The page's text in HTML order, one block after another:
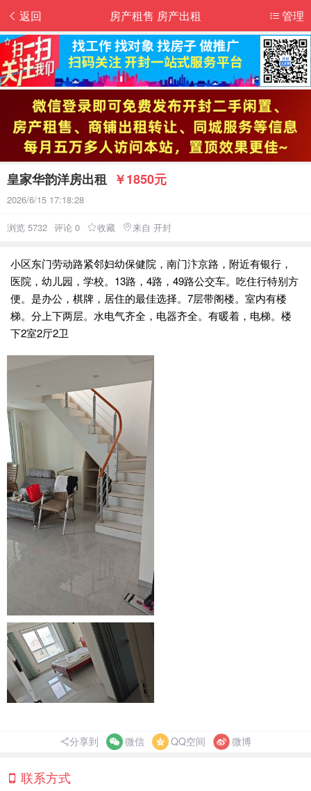
返回 管理
房产租售 房产出租
皇家华韵洋房出租 ￥1850元
2026/6/15 17:18:28
浏览 5732 评论 0 收藏 来自 开封
小区东门劳动路紧邻妇幼保健院，南门汴京路，附近有银行，
医院，幼儿园，学校。13路，4路，49路公交车。吃住行特别方
便。是办公，棋牌，居住的最佳选择。7层带阁楼。室内有楼
梯。分上下两层。水电气齐全，电器齐全。有暖着，电梯。楼
下2室2厅2卫
分享到 微信 QQ空间 微博
联系方式